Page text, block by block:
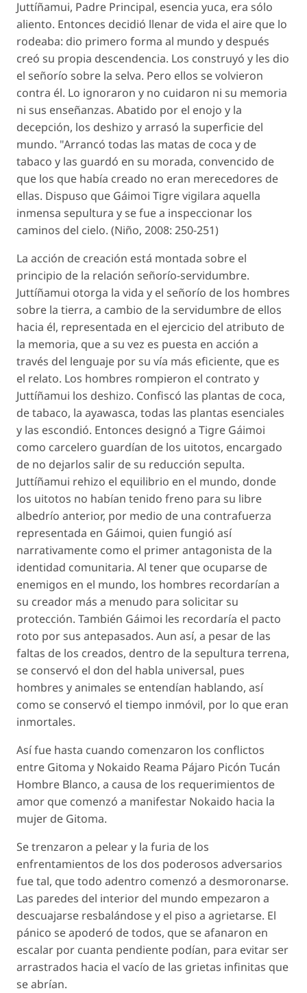
Juttíñamui, Padre Principal, esencia yuca, era sólo
aliento. Entonces decidió llenar de vida el aire que lo
rodeaba: dio primero forma al mundo y después
creó su propia descendencia. Los construyó y les dio
el señorío sobre la selva. Pero ellos se volvieron
contra él. Lo ignoraron y no cuidaron ni su memoria
ni sus enseñanzas. Abatido por el enojo y la
decepción, los deshizo y arrasó la superficie del
mundo. "Arrancó todas las matas de coca y de
tabaco y las guardó en su morada, convencido de
que los que había creado no eran merecedores de
ellas. Dispuso que Gáimoi Tigre vigilara aquella
inmensa sepultura y se fue a inspeccionar los
caminos del cielo. (Niño, 2008: 250-251)
La acción de creación está montada sobre el
principio de la relación señorío-servidumbre.
Juttíñamui otorga la vida y el señorío de los hombres
sobre la tierra, a cambio de la servidumbre de ellos
hacia él, representada en el ejercicio del atributo de
la memoria, que a su vez es puesta en acción a
través del lenguaje por su vía más eficiente, que es
el relato. Los hombres rompieron el contrato y
Juttíñamui los deshizo. Confiscó las plantas de coca,
de tabaco, la ayawasca, todas las plantas esenciales
y las escondió. Entonces designó a Tigre Gáimoi
como carcelero guardían de los uitotos, encargado
de no dejarlos salir de su reducción sepulta.
Juttíñamui rehizo el equilibrio en el mundo, donde
los uitotos no habían tenido freno para su libre
albedrío anterior, por medio de una contrafuerza
representada en Gáimoi, quien fungió así
narrativamente como el primer antagonista de la
identidad comunitaria. Al tener que ocuparse de
enemigos en el mundo, los hombres recordarían a
su creador más a menudo para solicitar su
protección. También Gáimoi les recordaría el pacto
roto por sus antepasados. Aun así, a pesar de las
faltas de los creados, dentro de la sepultura terrena,
se conservó el don del habla universal, pues
hombres y animales se entendían hablando, así
como se conservó el tiempo inmóvil, por lo que eran
inmortales.
Así fue hasta cuando comenzaron los conflictos
entre Gitoma y Nokaido Reama Pájaro Picón Tucán
Hombre Blanco, a causa de los requerimientos de
amor que comenzó a manifestar Nokaido hacia la
mujer de Gitoma.
Se trenzaron a pelear y la furia de los
enfrentamientos de los dos poderosos adversarios
fue tal, que todo adentro comenzó a desmoronarse.
Las paredes del interior del mundo empezaron a
descuajarse resbalándose y el piso a agrietarse. El
pánico se apoderó de todos, que se afanaron en
escalar por cuanta pendiente podían, para evitar ser
arrastrados hacia el vacío de las grietas infinitas que
se abrían.